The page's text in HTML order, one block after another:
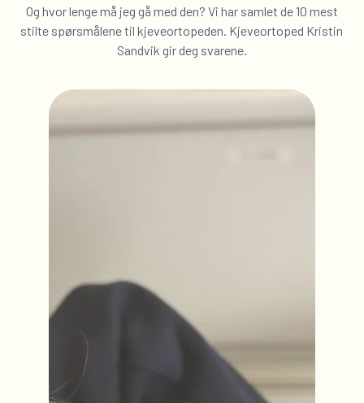
Og hvor lenge må jeg gå med den? Vi har samlet de 10 mest
stilte spørsmålene til kjeveortopeden. Kjeveortoped Kristin
Sandvik gir deg svarene.